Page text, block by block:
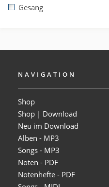
Gesang
NAVIGATION
Shop
Shop | Download
Neu im Download
Alben - MP3
Songs - MP3
Noten - PDF
Notenhefte - PDF